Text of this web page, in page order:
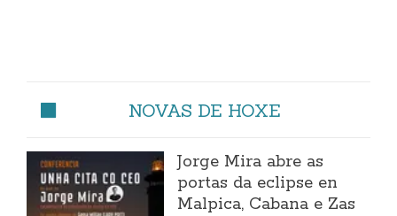
NOVAS DE HOXE
Jorge Mira abre as
portas da eclipse en
Malpica, Cabana e Zas